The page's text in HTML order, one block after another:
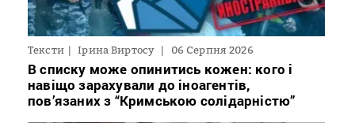
Тексти Ірина Виртосу 06 Серпня 2026
В списку може опинитись кожен: кого і
навіщо зарахували до іноагентів,
пов’язаних з “Кримською солідарністю”